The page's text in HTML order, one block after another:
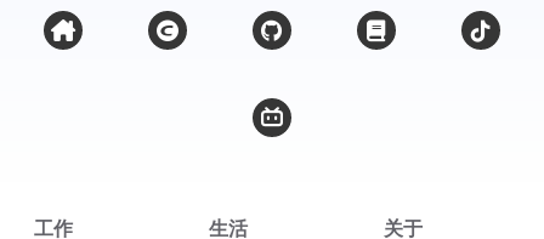
工作 生活 关于